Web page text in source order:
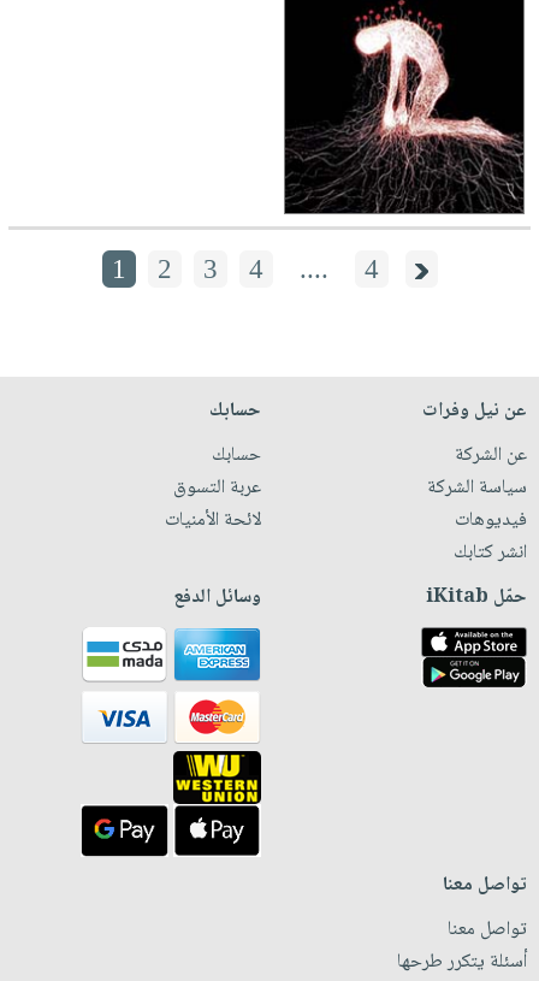
1 2 3 4 .... 4
عن نيل وفرات
عن الشركة
سياسة الشركة
فيديوهات
انشر كتابك
حسابك
حسابك
عربة التسوق
لائحة الأمنيات
حمّل iKitab وسائل الدفع
تواصل معنا
تواصل معنا
أسئلة يتكرر طرحها